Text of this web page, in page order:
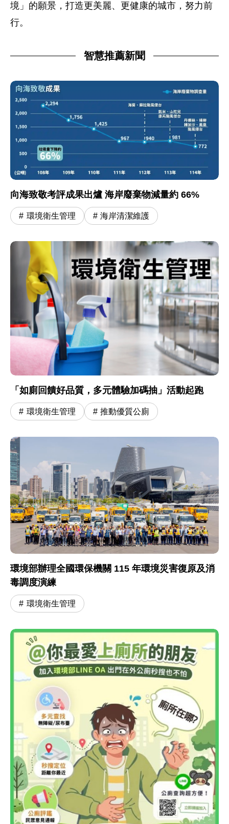
境 」 的願景，打造更美麗、更健康的城市，努力前
行。
智慧推薦新聞
向海致敬考評成果出爐 海岸廢棄物減量約 66%
環境衛生管理 海岸清潔維護
「如廁回饋好品質，多元體驗加碼抽」活動起跑
環境衛生管理 推動優質公廁
環境部辦理全國環保機關 115 年環境災害復原及消
毒調度演練
環境衛生管理